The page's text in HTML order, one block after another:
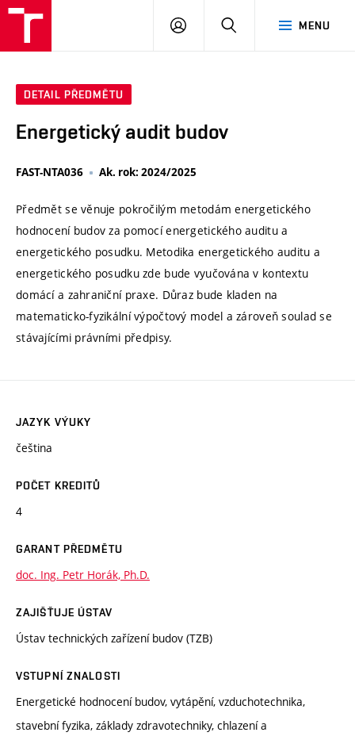
MENU
PŘIHLÁSIT
DETAIL PŘEDMĚTU
Energetický audit budov
FAST-NTA036 Ak. rok: 2024/2025
Předmět se věnuje pokročilým metodám energetického
hodnocení budov za pomocí energetického auditu a
energetického posudku. Metodika energetického auditu a
energetického posudku zde bude vyučována v kontextu
domácí a zahraniční praxe. Důraz bude kladen na
matematicko-fyzikální výpočtový model a zároveň soulad se
stávajícími právními předpisy.
JAZYK VÝUKY
čeština
POČET KREDITŮ
4
GARANT PŘEDMĚTU
doc. Ing. Petr Horák, Ph.D.
ZAJIŠŤUJE ÚSTAV
Ústav technických zařízení budov (TZB)
VSTUPNÍ ZNALOSTI
Energetické hodnocení budov, vytápění, vzduchotechnika,
stavební fyzika, základy zdravotechniky, chlazení a